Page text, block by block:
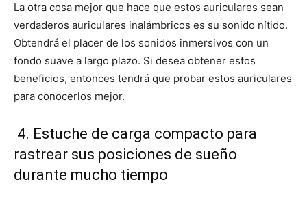
La otra cosa mejor que hace que estos auriculares sean
verdaderos auriculares inalámbricos es su sonido nítido.
Obtendrá el placer de los sonidos inmersivos con un
fondo suave a largo plazo. Si desea obtener estos
beneficios, entonces tendrá que probar estos auriculares
para conocerlos mejor.
4. Estuche de carga compacto para
rastrear sus posiciones de sueño
durante mucho tiempo